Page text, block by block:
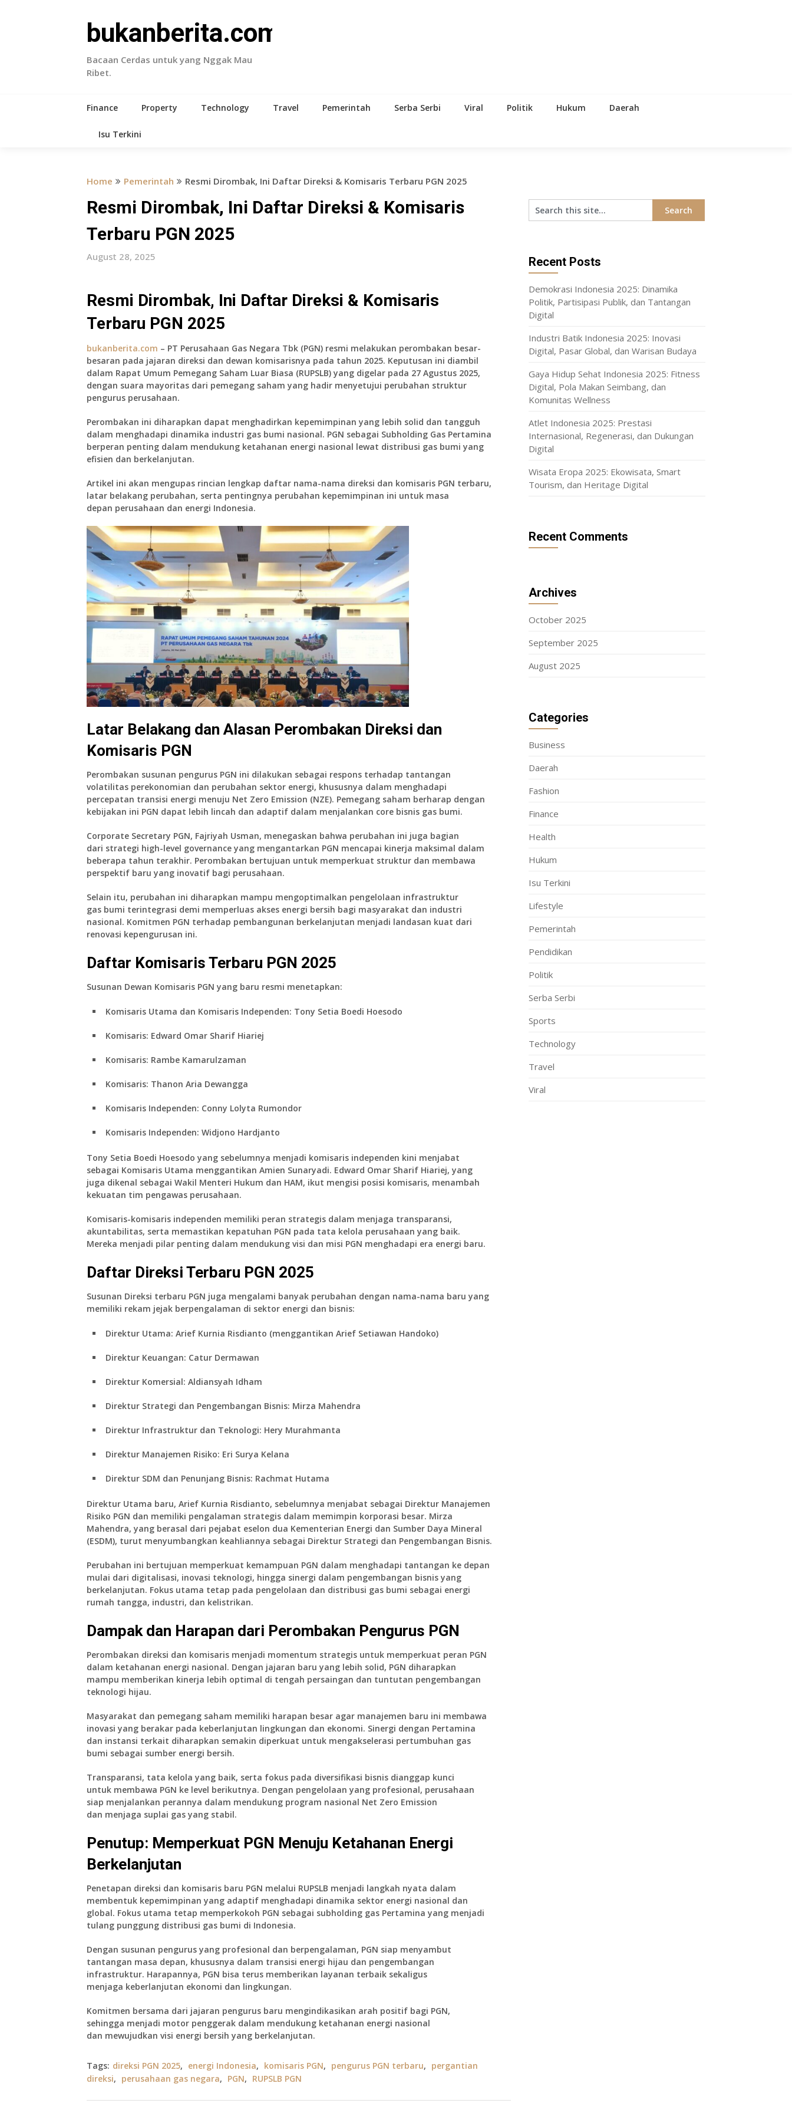
bukanberita.com
Bacaan Cerdas untuk yang Nggak Mau
Ribet.
Finance Property Technology Travel Pemerintah Serba Serbi Viral Politik Hukum Daerah
Isu Terkini
Home Pemerintah Resmi Dirombak, Ini Daftar Direksi & Komisaris Terbaru PGN 2025
Resmi Dirombak, Ini Daftar Direksi & Komisaris
Terbaru PGN 2025
August 28, 2025
Resmi Dirombak, Ini Daftar Direksi & Komisaris
Terbaru PGN 2025
bukanberita.com – PT Perusahaan Gas Negara Tbk (PGN) resmi melakukan perombakan besar-
besaran pada jajaran direksi dan dewan komisarisnya pada tahun 2025. Keputusan ini diambil
dalam Rapat Umum Pemegang Saham Luar Biasa (RUPSLB) yang digelar pada 27 Agustus 2025,
dengan suara mayoritas dari pemegang saham yang hadir menyetujui perubahan struktur
pengurus perusahaan.
Perombakan ini diharapkan dapat menghadirkan kepemimpinan yang lebih solid dan tangguh
dalam menghadapi dinamika industri gas bumi nasional. PGN sebagai Subholding Gas Pertamina
berperan penting dalam mendukung ketahanan energi nasional lewat distribusi gas bumi yang
efisien dan berkelanjutan.
Artikel ini akan mengupas rincian lengkap daftar nama-nama direksi dan komisaris PGN terbaru,
latar belakang perubahan, serta pentingnya perubahan kepemimpinan ini untuk masa
depan perusahaan dan energi Indonesia.
Latar Belakang dan Alasan Perombakan Direksi dan
Komisaris PGN
Perombakan susunan pengurus PGN ini dilakukan sebagai respons terhadap tantangan
volatilitas perekonomian dan perubahan sektor energi, khususnya dalam menghadapi
percepatan transisi energi menuju Net Zero Emission (NZE). Pemegang saham berharap dengan
kebijakan ini PGN dapat lebih lincah dan adaptif dalam menjalankan core bisnis gas bumi.
Corporate Secretary PGN, Fajriyah Usman, menegaskan bahwa perubahan ini juga bagian
dari strategi high-level governance yang mengantarkan PGN mencapai kinerja maksimal dalam
beberapa tahun terakhir. Perombakan bertujuan untuk memperkuat struktur dan membawa
perspektif baru yang inovatif bagi perusahaan.
Selain itu, perubahan ini diharapkan mampu mengoptimalkan pengelolaan infrastruktur
gas bumi terintegrasi demi memperluas akses energi bersih bagi masyarakat dan industri
nasional. Komitmen PGN terhadap pembangunan berkelanjutan menjadi landasan kuat dari
renovasi kepengurusan ini.
Daftar Komisaris Terbaru PGN 2025
Susunan Dewan Komisaris PGN yang baru resmi menetapkan:
Komisaris Utama dan Komisaris Independen: Tony Setia Boedi Hoesodo
Komisaris: Edward Omar Sharif Hiariej
Komisaris: Rambe Kamarulzaman
Komisaris: Thanon Aria Dewangga
Komisaris Independen: Conny Lolyta Rumondor
Komisaris Independen: Widjono Hardjanto
Tony Setia Boedi Hoesodo yang sebelumnya menjadi komisaris independen kini menjabat
sebagai Komisaris Utama menggantikan Amien Sunaryadi. Edward Omar Sharif Hiariej, yang
juga dikenal sebagai Wakil Menteri Hukum dan HAM, ikut mengisi posisi komisaris, menambah
kekuatan tim pengawas perusahaan.
Komisaris-komisaris independen memiliki peran strategis dalam menjaga transparansi,
akuntabilitas, serta memastikan kepatuhan PGN pada tata kelola perusahaan yang baik.
Mereka menjadi pilar penting dalam mendukung visi dan misi PGN menghadapi era energi baru.
Daftar Direksi Terbaru PGN 2025
Susunan Direksi terbaru PGN juga mengalami banyak perubahan dengan nama-nama baru yang
memiliki rekam jejak berpengalaman di sektor energi dan bisnis:
Direktur Utama: Arief Kurnia Risdianto (menggantikan Arief Setiawan Handoko)
Direktur Keuangan: Catur Dermawan
Direktur Komersial: Aldiansyah Idham
Direktur Strategi dan Pengembangan Bisnis: Mirza Mahendra
Direktur Infrastruktur dan Teknologi: Hery Murahmanta
Direktur Manajemen Risiko: Eri Surya Kelana
Direktur SDM dan Penunjang Bisnis: Rachmat Hutama
Direktur Utama baru, Arief Kurnia Risdianto, sebelumnya menjabat sebagai Direktur Manajemen
Risiko PGN dan memiliki pengalaman strategis dalam memimpin korporasi besar. Mirza
Mahendra, yang berasal dari pejabat eselon dua Kementerian Energi dan Sumber Daya Mineral
(ESDM), turut menyumbangkan keahliannya sebagai Direktur Strategi dan Pengembangan Bisnis.
Perubahan ini bertujuan memperkuat kemampuan PGN dalam menghadapi tantangan ke depan
mulai dari digitalisasi, inovasi teknologi, hingga sinergi dalam pengembangan bisnis yang
berkelanjutan. Fokus utama tetap pada pengelolaan dan distribusi gas bumi sebagai energi
rumah tangga, industri, dan kelistrikan.
Dampak dan Harapan dari Perombakan Pengurus PGN
Perombakan direksi dan komisaris menjadi momentum strategis untuk memperkuat peran PGN
dalam ketahanan energi nasional. Dengan jajaran baru yang lebih solid, PGN diharapkan
mampu memberikan kinerja lebih optimal di tengah persaingan dan tuntutan pengembangan
teknologi hijau.
Masyarakat dan pemegang saham memiliki harapan besar agar manajemen baru ini membawa
inovasi yang berakar pada keberlanjutan lingkungan dan ekonomi. Sinergi dengan Pertamina
dan instansi terkait diharapkan semakin diperkuat untuk mengakselerasi pertumbuhan gas
bumi sebagai sumber energi bersih.
Transparansi, tata kelola yang baik, serta fokus pada diversifikasi bisnis dianggap kunci
untuk membawa PGN ke level berikutnya. Dengan pengelolaan yang profesional, perusahaan
siap menjalankan perannya dalam mendukung program nasional Net Zero Emission
dan menjaga suplai gas yang stabil.
Penutup: Memperkuat PGN Menuju Ketahanan Energi
Berkelanjutan
Penetapan direksi dan komisaris baru PGN melalui RUPSLB menjadi langkah nyata dalam
membentuk kepemimpinan yang adaptif menghadapi dinamika sektor energi nasional dan
global. Fokus utama tetap memperkokoh PGN sebagai subholding gas Pertamina yang menjadi
tulang punggung distribusi gas bumi di Indonesia.
Dengan susunan pengurus yang profesional dan berpengalaman, PGN siap menyambut
tantangan masa depan, khususnya dalam transisi energi hijau dan pengembangan
infrastruktur. Harapannya, PGN bisa terus memberikan layanan terbaik sekaligus
menjaga keberlanjutan ekonomi dan lingkungan.
Komitmen bersama dari jajaran pengurus baru mengindikasikan arah positif bagi PGN,
sehingga menjadi motor penggerak dalam mendukung ketahanan energi nasional
dan mewujudkan visi energi bersih yang berkelanjutan.
Tags: direksi PGN 2025, energi Indonesia, komisaris PGN, pengurus PGN terbaru, pergantian
direksi, perusahaan gas negara, PGN, RUPSLB PGN
Recent Posts
Demokrasi Indonesia 2025: Dinamika
Politik, Partisipasi Publik, dan Tantangan
Digital
Industri Batik Indonesia 2025: Inovasi
Digital, Pasar Global, dan Warisan Budaya
Gaya Hidup Sehat Indonesia 2025: Fitness
Digital, Pola Makan Seimbang, dan
Komunitas Wellness
Atlet Indonesia 2025: Prestasi
Internasional, Regenerasi, dan Dukungan
Digital
Wisata Eropa 2025: Ekowisata, Smart
Tourism, dan Heritage Digital
Recent Comments
Archives
October 2025
September 2025
August 2025
Categories
Business
Daerah
Fashion
Finance
Health
Hukum
Isu Terkini
Lifestyle
Pemerintah
Pendidikan
Politik
Serba Serbi
Sports
Technology
Travel
Viral